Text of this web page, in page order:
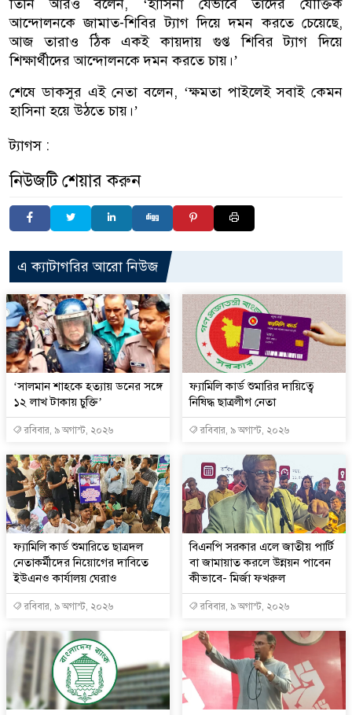
তিনি আরও বলেন, ‘হাসিনা যেভাবে তাদের যৌক্তিক
আন্দোলনকে জামাত-শিবির ট্যাগ দিয়ে দমন করতে চেয়েছে,
আজ তারাও ঠিক একই কায়দায় গুপ্ত শিবির ট্যাগ দিয়ে
শিক্ষার্থীদের আন্দোলনকে দমন করতে চায়।’
শেষে ডাকসুর এই নেতা বলেন, ‘ক্ষমতা পাইলেই সবাই কেমন
হাসিনা হয়ে উঠতে চায়।’
ট্যাগস :
নিউজটি শেয়ার করুন
এ ক্যাটাগরির আরো নিউজ
‘সালমান শাহকে হত্যায় ডনের সঙ্গে
১২ লাখ টাকায় চুক্তি’
রবিবার, ৯ অগাস্ট, ২০২৬
ফ্যামিলি কার্ড শুমারির দায়িত্বে
নিষিদ্ধ ছাত্রলীগ নেতা
রবিবার, ৯ অগাস্ট, ২০২৬
ফ্যামিলি কার্ড শুমারিতে ছাত্রদল
নেতাকর্মীদের নিয়োগের দাবিতে
ইউএনও কার্যালয় ঘেরাও
রবিবার, ৯ অগাস্ট, ২০২৬
বিএনপি সরকার এলে জাতীয় পার্টি
বা জামায়াত করলে উন্নয়ন পাবেন
কীভাবে- মির্জা ফখরুল
রবিবার, ৯ অগাস্ট, ২০২৬